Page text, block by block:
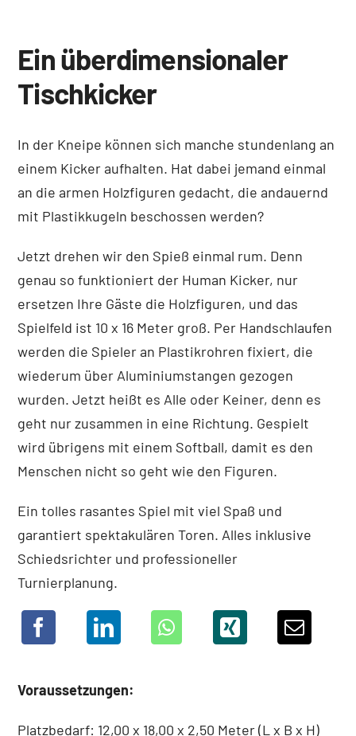
Ein überdimensionaler
Tischkicker
In der Kneipe können sich manche stundenlang an
einem Kicker aufhalten. Hat dabei jemand einmal
an die armen Holzfiguren gedacht, die andauernd
mit Plastikkugeln beschossen werden?
Jetzt drehen wir den Spieß einmal rum. Denn
genau so funktioniert der Human Kicker, nur
ersetzen Ihre Gäste die Holzfiguren, und das
Spielfeld ist 10 x 16 Meter groß. Per Handschlaufen
werden die Spieler an Plastikrohren fixiert, die
wiederum über Aluminiumstangen gezogen
wurden. Jetzt heißt es Alle oder Keiner, denn es
geht nur zusammen in eine Richtung. Gespielt
wird übrigens mit einem Softball, damit es den
Menschen nicht so geht wie den Figuren.
Ein tolles rasantes Spiel mit viel Spaß und
garantiert spektakulären Toren. Alles inklusive
Schiedsrichter und professioneller
Turnierplanung.
Voraussetzungen:
Platzbedarf: 12,00 x 18,00 x 2,50 Meter (L x B x H)